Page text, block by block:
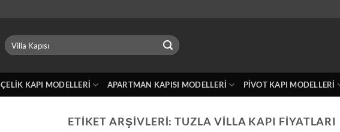
Ara:
ÇELIK KAPI MODELLERI APARTMAN KAPISI MODELLERI PIVOT KAPI MODELLERI
ETIKET ARŞIVLERI:TUZLA VILLA KAPI FIYATLARI